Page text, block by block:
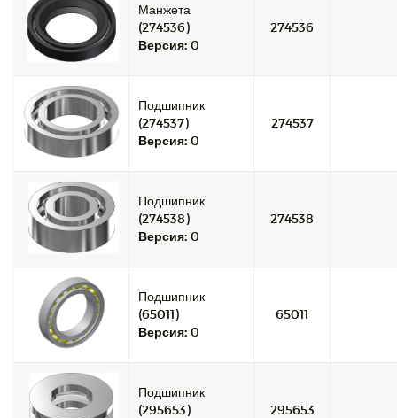
Манжета
(274536)
Версия: 0
274536
Подшипник
(274537)
Версия: 0
274537
Подшипник
(274538)
Версия: 0
274538
Подшипник
(65011)
Версия: 0
65011
Подшипник
(295653)
295653